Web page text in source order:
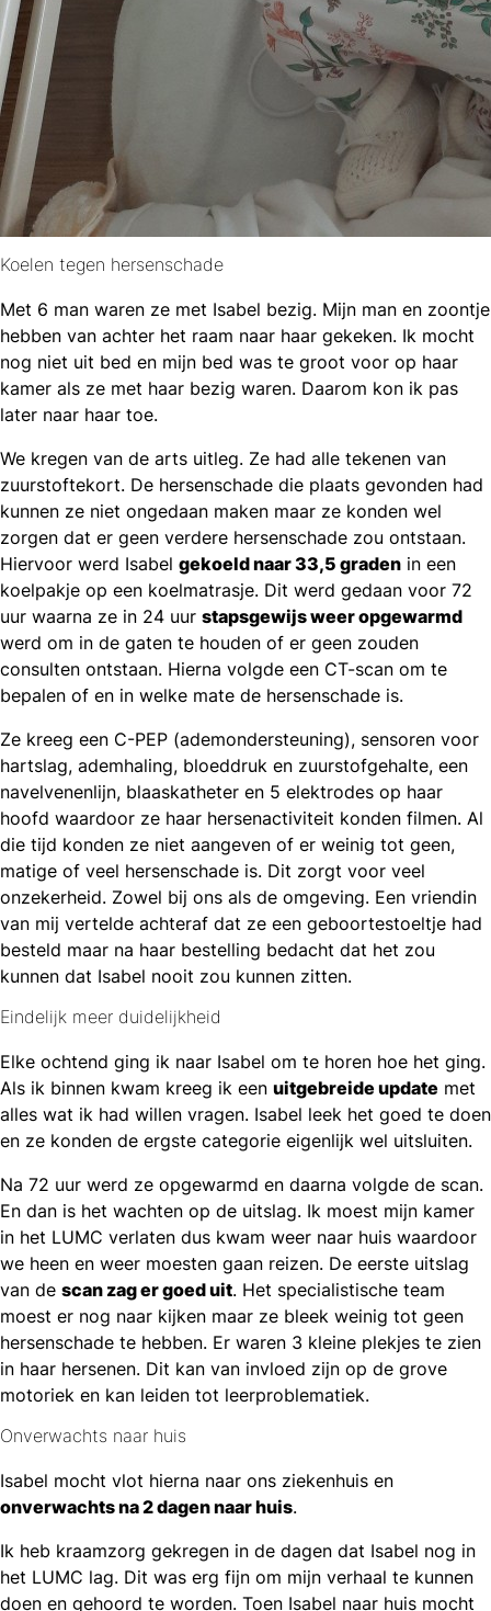
Koelen tegen hersenschade
Met 6 man waren ze met Isabel bezig. Mijn man en zoontje
hebben van achter het raam naar haar gekeken. Ik mocht
nog niet uit bed en mijn bed was te groot voor op haar
kamer als ze met haar bezig waren. Daarom kon ik pas
later naar haar toe.
We kregen van de arts uitleg. Ze had alle tekenen van
zuurstoftekort. De hersenschade die plaats gevonden had
kunnen ze niet ongedaan maken maar ze konden wel
zorgen dat er geen verdere hersenschade zou ontstaan.
Hiervoor werd Isabel gekoeld naar 33,5 graden in een
koelpakje op een koelmatrasje. Dit werd gedaan voor 72
uur waarna ze in 24 uur stapsgewijs weer opgewarmd
werd om in de gaten te houden of er geen zouden
consulten ontstaan. Hierna volgde een CT-scan om te
bepalen of en in welke mate de hersenschade is.
Ze kreeg een C-PEP (ademondersteuning), sensoren voor
hartslag, ademhaling, bloeddruk en zuurstofgehalte, een
navelvenenlijn, blaaskatheter en 5 elektrodes op haar
hoofd waardoor ze haar hersenactiviteit konden filmen. Al
die tijd konden ze niet aangeven of er weinig tot geen,
matige of veel hersenschade is. Dit zorgt voor veel
onzekerheid. Zowel bij ons als de omgeving. Een vriendin
van mij vertelde achteraf dat ze een geboortestoeltje had
besteld maar na haar bestelling bedacht dat het zou
kunnen dat Isabel nooit zou kunnen zitten.
Eindelijk meer duidelijkheid
Elke ochtend ging ik naar Isabel om te horen hoe het ging.
Als ik binnen kwam kreeg ik een uitgebreide update met
alles wat ik had willen vragen. Isabel leek het goed te doen
en ze konden de ergste categorie eigenlijk wel uitsluiten.
Na 72 uur werd ze opgewarmd en daarna volgde de scan.
En dan is het wachten op de uitslag. Ik moest mijn kamer
in het LUMC verlaten dus kwam weer naar huis waardoor
we heen en weer moesten gaan reizen. De eerste uitslag
van de scan zag er goed uit. Het specialistische team
moest er nog naar kijken maar ze bleek weinig tot geen
hersenschade te hebben. Er waren 3 kleine plekjes te zien
in haar hersenen. Dit kan van invloed zijn op de grove
motoriek en kan leiden tot leerproblematiek.
Onverwachts naar huis
Isabel mocht vlot hierna naar ons ziekenhuis en
onverwachts na 2 dagen naar huis.
Ik heb kraamzorg gekregen in de dagen dat Isabel nog in
het LUMC lag. Dit was erg fijn om mijn verhaal te kunnen
doen en gehoord te worden. Toen Isabel naar huis mocht